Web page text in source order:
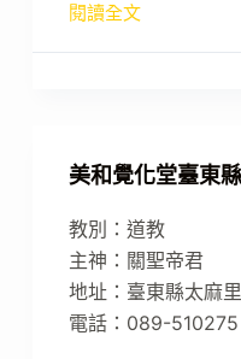
閱讀全文
美和覺化堂臺東
教別：道教
主神：關聖帝君
地址：臺東縣太麻
電話：089-510275